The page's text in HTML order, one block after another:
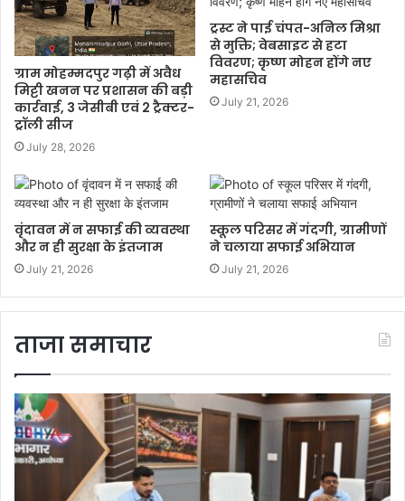
ग्राम मोहम्मदपुर गढ़ी में अवैध
मिट्टी खनन पर प्रशासन की बड़ी
कार्रवाई, 3 जेसीबी एवं 2 ट्रैक्टर-
ट्रॉली सीज
July 28, 2026
ट्रस्ट ने पाई चंपत-अनिल मिश्रा
से मुक्ति; वेबसाइट से हटा
विवरण; कृष्ण मोहन होंगे नए
महासचिव
July 21, 2026
वृंदावन में न सफाई की व्यवस्था
और न ही सुरक्षा के इंतजाम
July 21, 2026
स्कूल परिसर में गंदगी, ग्रामीणों
ने चलाया सफाई अभियान
July 21, 2026
ताजा समाचार